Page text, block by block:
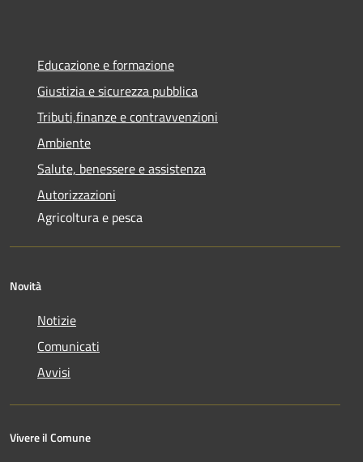
Educazione e formazione
Giustizia e sicurezza pubblica
Tributi,finanze e contravvenzioni
Ambiente
Salute, benessere e assistenza
Autorizzazioni
Agricoltura e pesca
Novità
Notizie
Comunicati
Avvisi
Vivere il Comune